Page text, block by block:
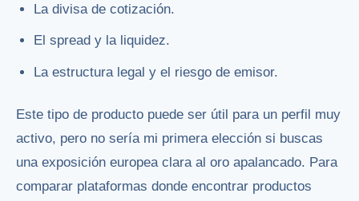
La divisa de cotización.
El spread y la liquidez.
La estructura legal y el riesgo de emisor.
Este tipo de producto puede ser útil para un perfil muy
activo, pero no sería mi primera elección si buscas
una exposición europea clara al oro apalancado. Para
comparar plataformas donde encontrar productos